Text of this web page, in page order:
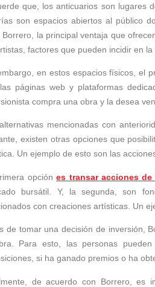
que, los anticuarios son lugares
son espacios abiertos al público
Borrero, la principal ventaja que
factores que pueden incidir en la
en estos espacios físicos, el
páginas web y plataformas
compra una obra y la desea
mencionadas con
existen otras opciones que
Un ejemplo de esto son las
opciónes transar acciones
bursátil. Y, la segunda, son
con creaciones artísticas. Un
de tomar una decisión de inversión,
Para esto, las personas
si ha ganado premios o ha
de acuerdo con Borrero, es